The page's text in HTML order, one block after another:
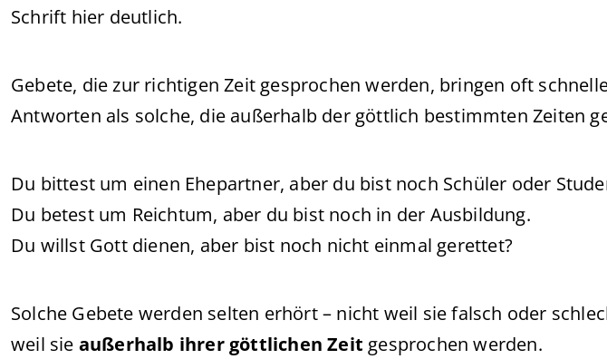
Schrift hier deutlich.
Gebete, die zur richtigen Zeit gesprochen werden, bringen oft
Antworten als solche, die außerhalb der göttlich bestimmten Zeiten
Du bittest um einen Ehepartner, aber du bist noch Schüler oder
Du betest um Reichtum, aber du bist noch in der Ausbildung.
Du willst Gott dienen, aber bist noch nicht einmal gerettet?
Solche Gebete werden selten erhört – nicht weil sie falsch oder
weil sie außerhalb ihrer göttlichen Zeit gesprochen werden.